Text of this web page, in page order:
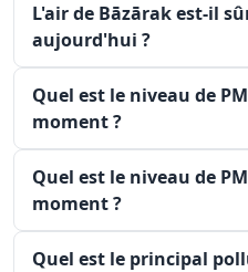
L'air de Bāzārak est-il
aujourd'hui ?
Quel est le niveau de
moment ?
Quel est le niveau de
moment ?
Quel est le principal